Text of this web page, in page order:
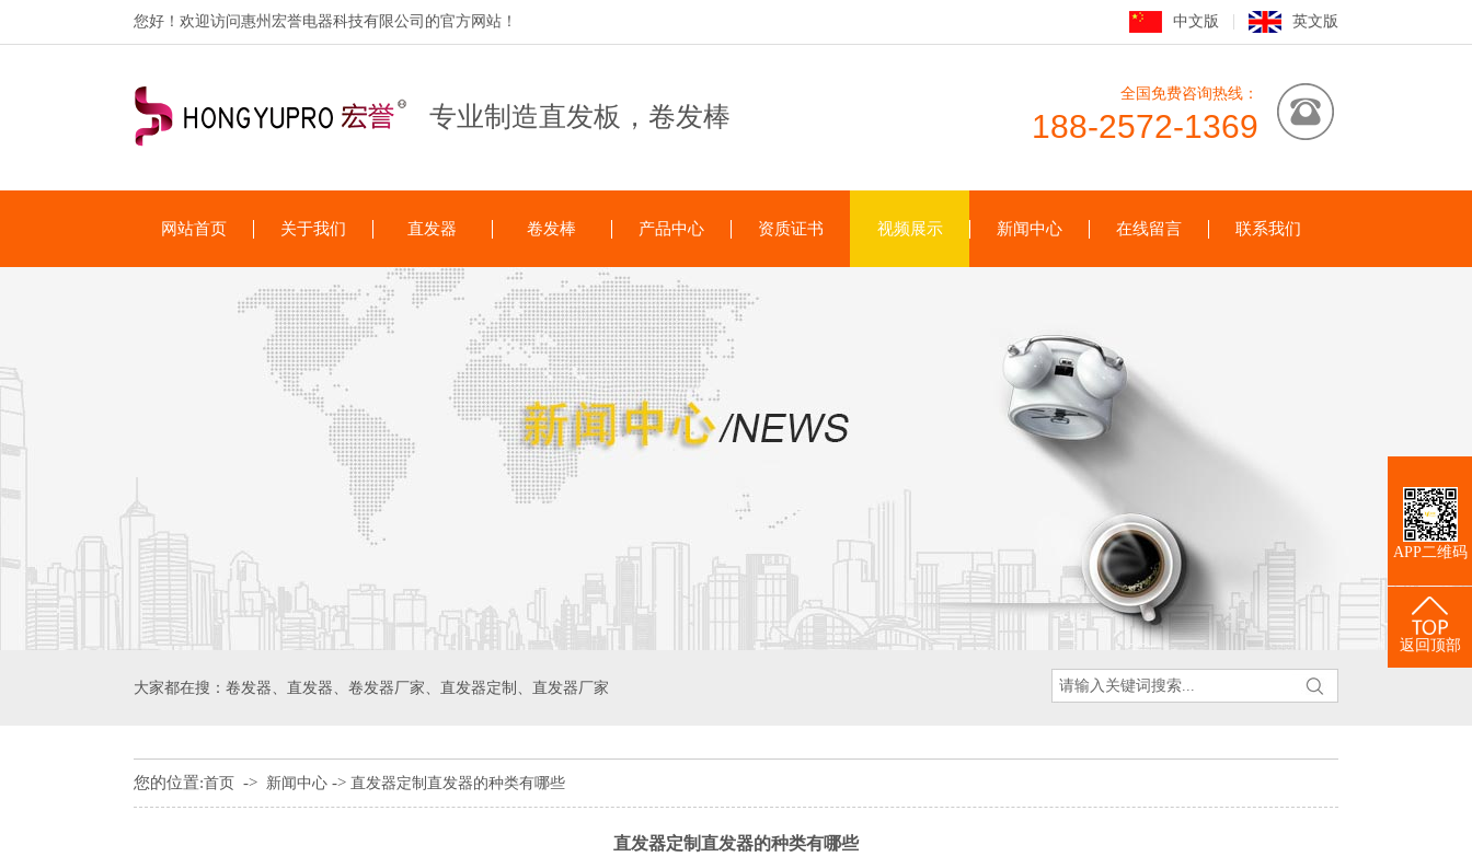
您好！欢迎访问惠州宏誉电器科技有限公司的官方网站！ 中文版 英文版
专业制造直发板，卷发棒
全国免费咨询热线：
188-2572-1369
网站首页 关于我们 直发器 卷发棒 产品中心 资质证书 视频展示 新闻中心 在线留言 联系我们
大家都在搜： 卷发器、 直发器、 卷发器厂家、 直发器定制 、 直发器厂家
您的位置:首页 -> 新闻中心 -> 直发器定制直发器的种类有哪些
直发器定制直发器的种类有哪些
APP二维码
返回顶部